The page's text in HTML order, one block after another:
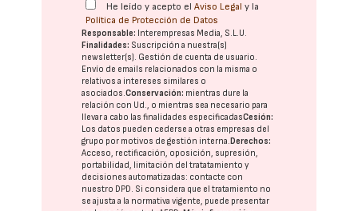
He leído y acepto elAviso Legal y la
Política de Protección de Datos
Responsable: Interempresas Media, S.L.U.
Finalidades: Suscripción a nuestra(s)
newsletter(s). Gestión de cuenta de usuario.
Envío de emails relacionados con la misma o
relativos a intereses similares o
asociados.Conservación: mientras dure la
relación con Ud., o mientras sea necesario para
llevar a cabo las finalidades especificadasCesión:
Los datos pueden cederse a otras empresas del
grupo por motivos de gestión interna. Derechos:
Acceso, rectificación, oposición, supresión,
portabilidad, limitación del tratatamiento y
decisiones automatizadas: contacte con
nuestro DPD. Si considera que el tratamiento no
se ajusta a la normativa vigente, puede presentar